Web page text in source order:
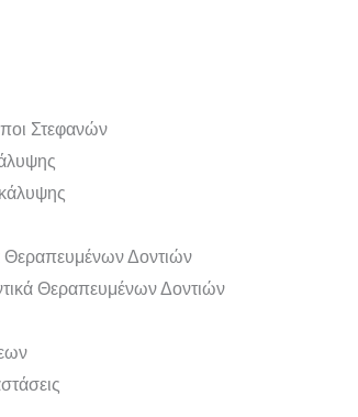
Στεφανών
Θεραπευμένων Δοντιών
Θεραπευμένων Δοντιών